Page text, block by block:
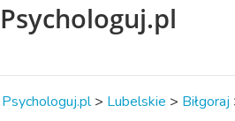
Psychologuj.pl
Psychologuj.pl > Lubelskie > Biłgoraj